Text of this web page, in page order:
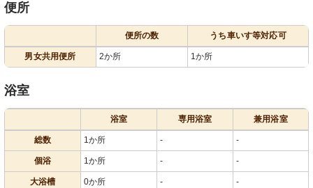
便所
便所の数 うち車いす等対応可
男女共用便所 2か所 1か所
浴室
浴室 専用浴室 兼用浴室
総数 1か所 - -
個浴 1か所 - -
大浴槽 0か所 - -